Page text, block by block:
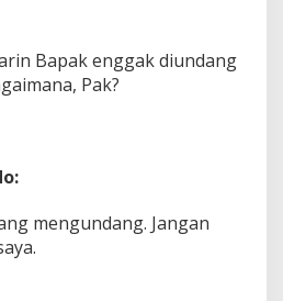
Bapak enggak diundang
Pak?
mengundang. Jangan